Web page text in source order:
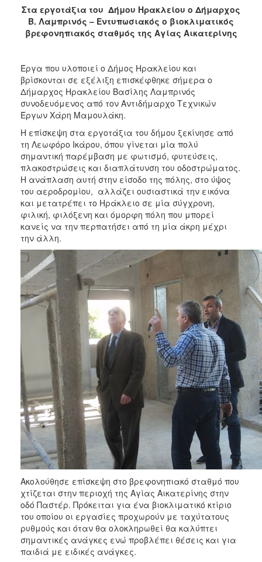
2018
2017
2016
2013
2012
2011
2010
2006
ΔΗΜΟΤΗΣ
ΕΠΙΣΚΕΠΤΗΣ
ΗΡΑΚΛΕΙΟ
Στα εργοτάξια του Δήμου Ηρακλείου ο Δήμαρχος
Β. Λαμπρινός – Εντυπωσιακός ο βιοκλιματικός
βρεφονηπιακός σταθμός της Αγίας Αικατερίνης
Έργα που υλοποιεί ο Δήμος Ηρακλείου και
βρίσκονται σε εξέλιξη επισκέφθηκε σήμερα ο
Δήμαρχος Ηρακλείου Βασίλης Λαμπρινός
συνοδευόμενος από τον Αντιδήμαρχο Τεχνικών
Έργων Χάρη Μαμουλάκη.
Η επίσκεψη στα εργοτάξια του δήμου ξεκίνησε από
τη Λεωφόρο Ικάρου, όπου γίνεται μία πολύ
σημαντική παρέμβαση με φωτισμό, φυτεύσεις,
πλακοστρώσεις και διαπλάτυνση του οδοστρώματος.
Η ανάπλαση αυτή στην είσοδο της πόλης, στο ύψος
του αεροδρομίου, αλλάζει ουσιαστικά την εικόνα
και μετατρέπει το Ηράκλειο σε μία σύγχρονη,
φιλική, φιλόξενη και όμορφη πόλη που μπορεί
κανείς να την περπατήσει από τη μία άκρη μέχρι
την άλλη.
Ακολούθησε επίσκεψη στο βρεφονηπιακό σταθμό που
χτίζεται στην περιοχή της Αγίας Αικατερίνης στην
οδό Παστέρ. Πρόκειται για ένα βιοκλιματικό κτίριο
του οποίου οι εργασίες προχωρούν με ταχύτατους
ρυθμούς και όταν θα ολοκληρωθεί θα καλύπτει
σημαντικές ανάγκες ενώ προβλέπει θέσεις και για
παιδιά με ειδικές ανάγκες.